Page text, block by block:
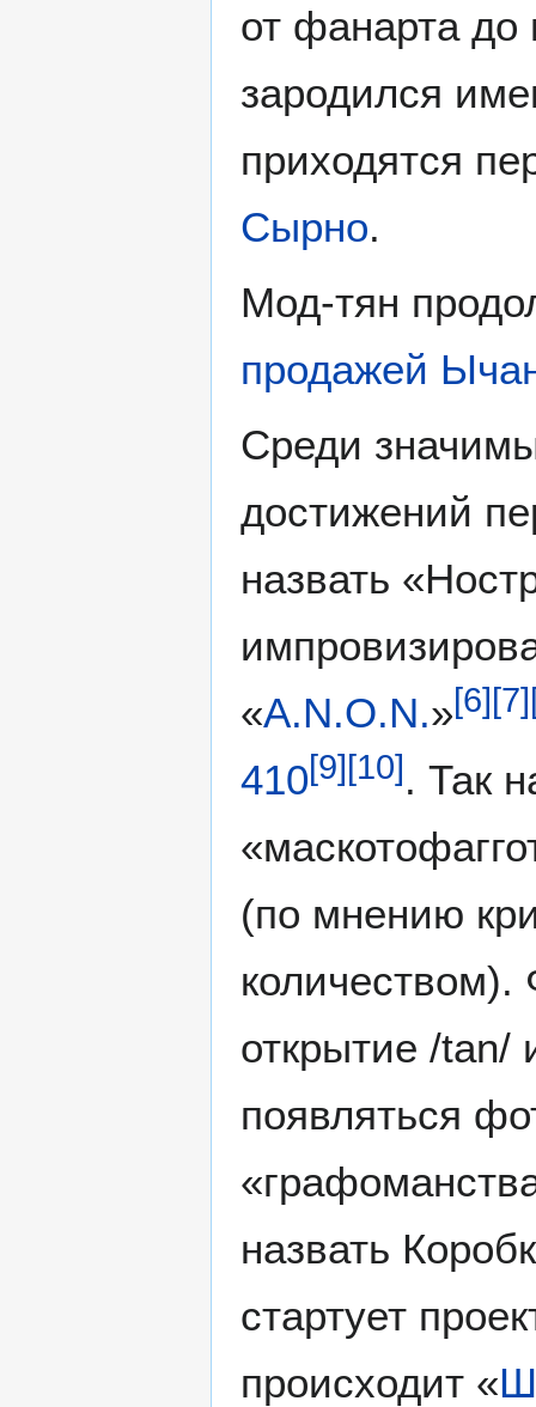
от фанарта до
зародился
приходятся
Сырно.
Мод-тян
продажей
Среди
достижений
назвать
«A.N.O.N.»[6][7]
410[9][10]. Так
(по мнению
количеством).
открытие /tan/
появляться
назвать
стартует
происходит «